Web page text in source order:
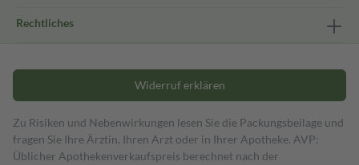
Rechtliches
Widerruf erklären
Zu Risiken und Nebenwirkungen lesen Sie die Packungsbeilage und
fragen Sie Ihre Ärztin, Ihren Arzt oder in Ihrer Apotheke. AVP:
Üblicher Apothekenverkaufspreis berechnet nach der